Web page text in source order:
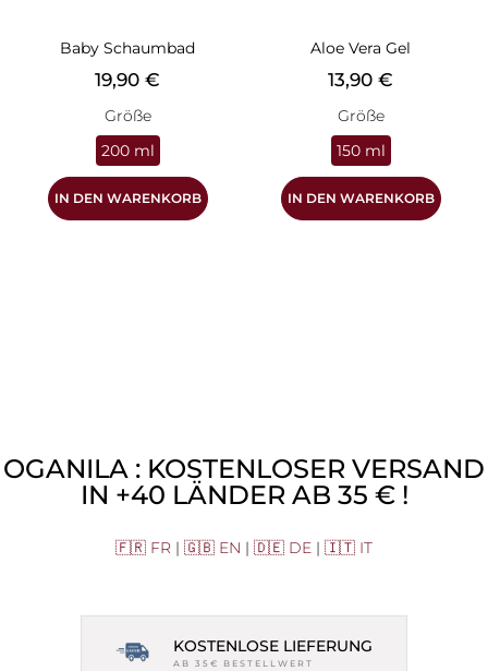
Baby Schaumbad
Preis
19,90 €
Größe
200 ml
IN DEN WARENKORB
Aloe Vera Gel
Preis
13,90 €
Größe
150 ml
IN DEN WARENKORB
OGANILA : KOSTENLOSER VERSAND
IN +40 LÄNDER AB 35 € !
🇫🇷 FR | 🇬🇧 EN | 🇩🇪 DE | 🇮🇹 IT
KOSTENLOSE LIEFERUNG
AB 35€ BESTELLWERT